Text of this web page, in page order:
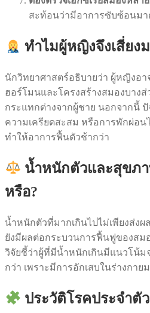
สะท้อนว่ามีอาการซับซ้อนมา
ทำไมผู้หญิงจึงเสี่ยง
นักวิทยาศาสตร์อธิบายว่า ผู้หญิงอ
ฮอร์โมนและโครงสร้างสมองบาง
กระแทกต่างจากผู้ชาย นอกจากนี้
ความเครียดสะสม หรือการพักผ่อน
ทำให้อาการฟื้นตัวช้ากว่า
น้ำหนักตัวและสุขภ
หรือ?
น้ำหนักตัวที่มากเกินไปไม่เพียงส่งผ
ยังมีผลต่อกระบวนการฟื้นฟูของสม
วิจัยชี้ว่าผู้ที่มีน้ำหนักเกินมีแนวโน้ม
กว่า เพราะมีการอักเสบในร่างกาย
ประวัติโรคประจำ